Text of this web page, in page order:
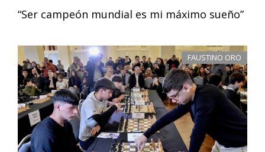
“Ser campeón mundial es mi máximo sueño”
FAUSTINO ORO